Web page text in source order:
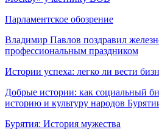
Парламентское обозрение
Владимир Павлов поздравил
профессиональным праздником
Истории успеха: легко ли вести
Добрые истории: как социальный
историю и культуру народов
Бурятия: История мужества